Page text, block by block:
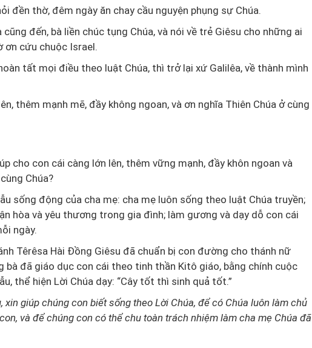
đền thờ, đêm ngày ăn chay cầu nguyện phụng sự Chúa.
cũng đến, bà liền chúc tụng Chúa, và nói về trẻ Giêsu cho những ai
ơn cứu chuộc Israel.
tất mọi điều theo luật Chúa, thì trở lại xứ Galilêa, về thành mình
thêm mạnh mẽ, đầy không ngoan, và ơn nghĩa Thiên Chúa ở cùng
cho con cái càng lớn lên, thêm vững mạnh, đầy khôn ngoan và
Chúa?
sống động của cha mẹ: cha mẹ luôn sống theo luật Chúa truyền;
hòa và yêu thương trong gia đình; làm gương và dạy dỗ con cái
ngày.
Têrêsa Hài Đồng Giêsu đã chuẩn bị con đường cho thánh nữ
bà đã giáo dục con cái theo tinh thần Kitô giáo, bằng chính cuộc
thể hiện Lời Chúa dạy: “Cây tốt thì sinh quả tốt.”
xin giúp chúng con biết sống theo Lời Chúa, để có Chúa luôn làm chủ
và để chúng con có thể chu toàn trách nhiệm làm cha mẹ Chúa đã